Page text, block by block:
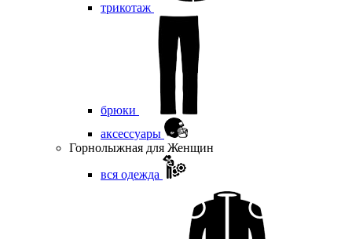
трикотаж
брюки
аксессуары
Горнолыжная для Женщин
вся одежда